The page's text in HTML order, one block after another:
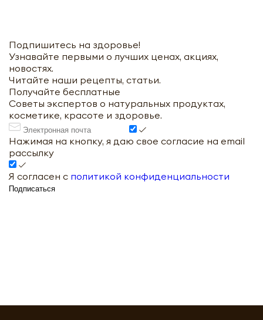
Подпишитесь на здоровье!
Узнавайте первыми о лучших ценах, акциях,
новостях.
Читайте наши рецепты, статьи.
Получайте бесплатные
Советы экспертов о натуральных продуктах,
косметике, красоте и здоровье.
Нажимая на кнопку, я даю свое согласие на email
рассылку
Я согласен с политикой конфиденциальности
Подписаться